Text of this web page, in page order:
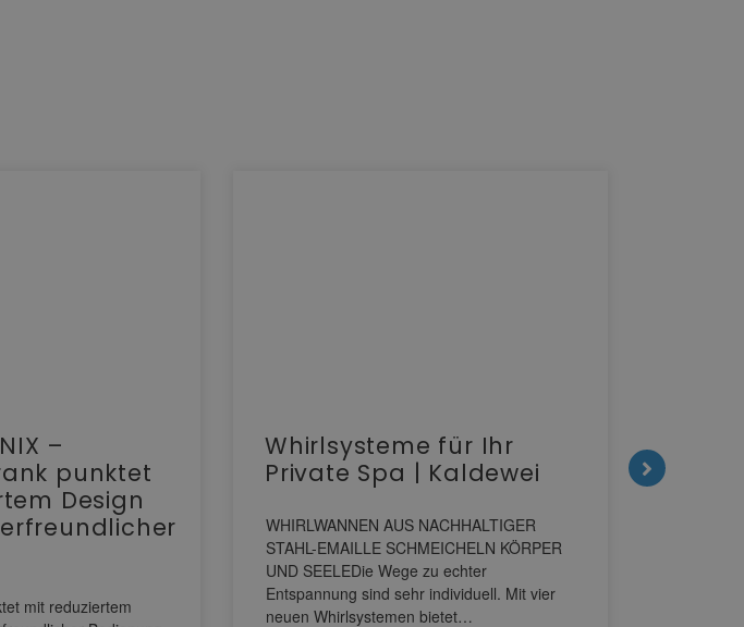
–
punktet
Design
mit reduziertem
Whirlsysteme für Ihr
Private Spa | Kaldewei
WHIRLWANNEN AUS NACHHALTIGER
STAHL-EMAILLE SCHMEICHELN KÖRPER
UND SEELEDie Wege zu echter
Entspannung sind sehr individuell. Mit vier
neuen Whirlsystemen bietet…